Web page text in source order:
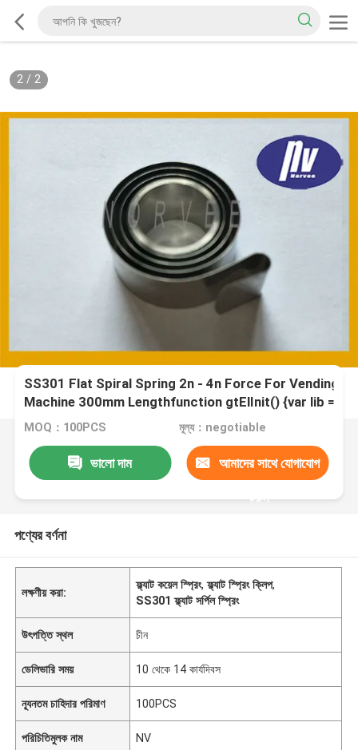
2/ 2
SS301 Flat Spiral Spring 2n - 4n Force For Vending
Machine 300mm Lengthfunction gtElInit() {var lib =
MOQ：100PCS মূল্য：negotiable
ভালো দাম আমাদের সাথে যোগাযোগ
করুন
পণ্যের বর্ণনা
লক্ষণীয় করা:
ফ্ল্যাট কয়েল স্প্রিং,ফ্ল্যাট স্প্রিং ক্লিপ,
SS301 ফ্ল্যাট সর্পিল স্প্রিং
উৎপত্তি স্থল চীন
ডেলিভারি সময় 10 থেকে 14 কার্যদিবস
ন্যূনতম চাহিদার পরিমাণ 100PCS
পরিচিতিমুলক নাম NV